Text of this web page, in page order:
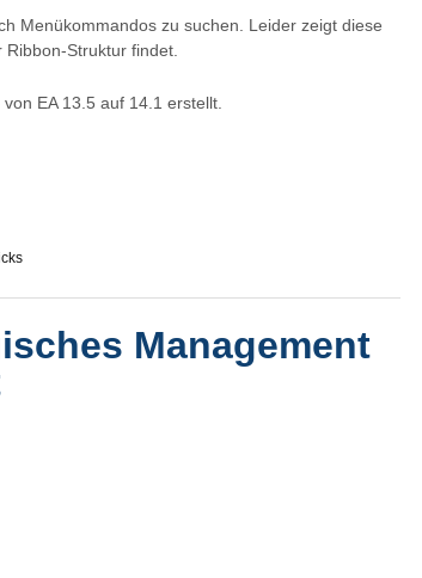
Menükommandos zu suchen. Leider zeigt diese
Ribbon-Struktur findet.
EA 13.5 auf 14.1 erstellt.
Management